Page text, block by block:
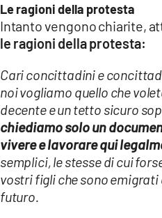
Le ragioni della protesta
Intanto vengono chiarite,
le ragioni della protesta:
Cari concittadini e
noi vogliamo quello che
decente e un tetto sicuro
chiediamo solo un
vivere e lavorare qui
semplici, le stesse di cui
vostri figli che sono emigrati
futuro.